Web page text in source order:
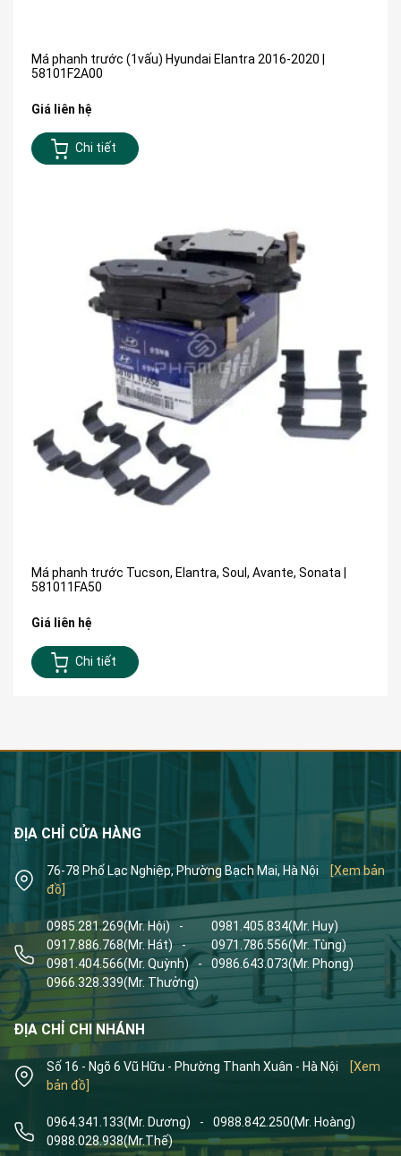
Má phanh trước (1vấu) Hyundai Elantra 2016-2020 |
58101F2A00
Giá liên hệ
Chi tiết
Má phanh trước Tucson, Elantra, Soul, Avante, Sonata |
581011FA50
Giá liên hệ
Chi tiết
ĐỊA CHỈ CỬA HÀNG
76-78 Phố Lạc Nghiệp, Phường Bạch Mai, Hà Nội
[Xem bản
đồ]
0985.281.269(Mr. Hội) - 0981.405.834(Mr. Huy)
0917.886.768(Mr. Hát) - 0971.786.556(Mr. Tùng)
0981.404.566(Mr. Quỳnh) - 0986.643.073(Mr. Phong)
0966.328.339(Mr. Thưởng)
ĐỊA CHỈ CHI NHÁNH
Số 16 - Ngõ 6 Vũ Hữu - Phường Thanh Xuân - Hà Nội
[Xem
bản đồ]
0964.341.133(Mr. Dương) - 0988.842.250(Mr. Hoàng)
0988.028.938(Mr.Thế)